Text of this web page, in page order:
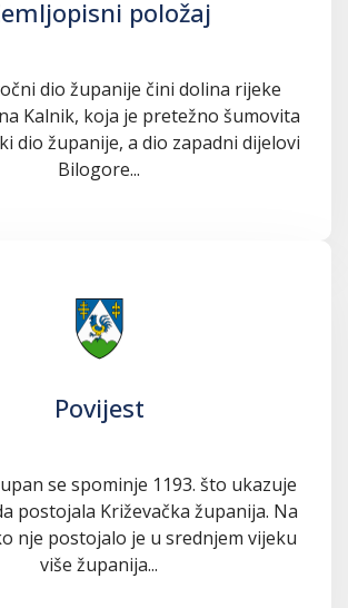
položaj
dio županije čini dolina rijeke
Kalnik, koja je pretežno šumovita
dio županije, a dio zapadni dijelovi
Bilogore...
Povijest
se spominje 1193. što ukazuje
postojala Križevačka županija. Na
nje postojalo je u srednjem vijeku
više županija...